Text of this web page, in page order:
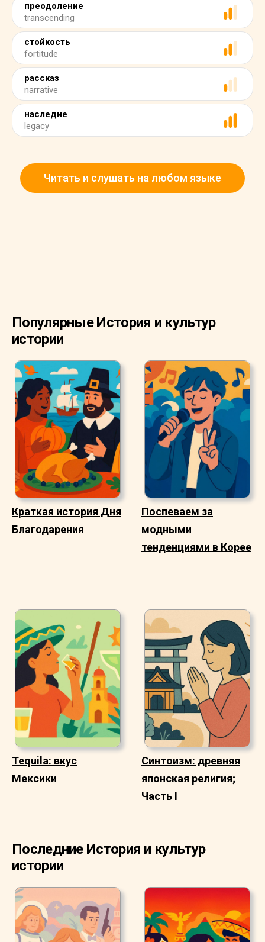
преодоление
transcending
стойкость
fortitude
рассказ
narrative
наследие
legacy
Читать и слушать на любом языке
Популярные История и культур
истории
Краткая история Дня
Благодарения
Поспеваем за
модными
тенденциями в Корее
Tequila: вкус
Мексики
Синтоизм: древняя
японская религия;
Часть I
Последние История и культур
истории